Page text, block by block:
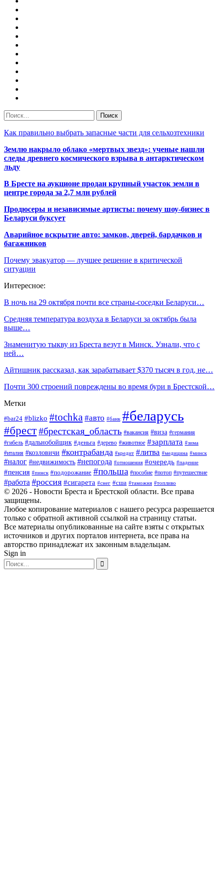
Как правильно выбрать запасные части для сельхозтехники
Землю накрыло облако «мертвых звезд»: ученые нашли
следы древнего космического взрыва в антарктическом
льду
В Бресте на аукционе продан крупный участок земли в
центре города за 2,7 млн рублей
Продюсеры и независимые артисты: почему шоу-бизнес в
Беларуси буксует
Аварийное вскрытие авто: замков, дверей, бардачков и
багажников
Почему эвакуатор — лучшее решение в критической
ситуации
Интересное:
В ночь на 29 октября почти все страны-соседки Беларуси…
Средняя температура воздуха в Беларуси за октябрь была
выше…
Знаменитую тыкву из Бреста везут в Минск. Узнали, что с
ней…
Айтишник рассказал, как зарабатывает $370 тысяч в год, не…
Почти 300 строений повреждены во время бури в Брестской…
Метки
#bar24 #blizko #tochka #авто #банк #беларусь
#брест#брестская_область #вакансия #виза #германия
#гибель #дальнобойщик #деньга #дерево #животное #зарплата #зима
#италия #козловичи #контрабанда #кредит #литва #медицина #минск
#налог #недвижимость #непогода #отношения #очередь #падение
#пенсия #пинск #подорожание #польша #пособие #потоп #путешествие
#работа #россия #сигарета #снег #сша #таможня #топливо
© 2026 - Новости Бреста и Брестской области. Все права
защищены.
Любое копирование материалов с нашего ресурса разрешается
только с обратной активной ссылкой на страницу статьи.
Все материалы опубликованные на сайте взяты с открытых
источников и других порталов интернета, все права на
авторство принадлежат их законным владельцам.
Sign in